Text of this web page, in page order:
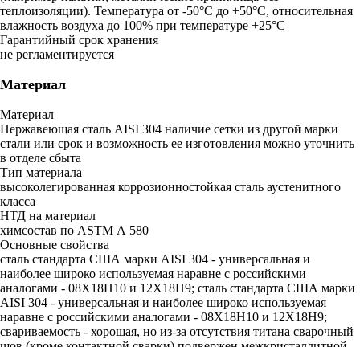
теплоизоляции). Температура от -50°С до +50°С, относительная
влажность воздуха до 100% при температуре +25°С
Гарантийный срок хранения
не регламентируется
Материал
Материал
Нержавеющая сталь AISI 304 наличие сетки из другой марки
стали или срок и возможность ее изготовления можно уточнить
в отделе сбыта
Тип материала
высоколегированная коррозионностойкая сталь аустенитного
класса
НТД на материал
химсостав по ASTM А 580
Основные свойства
сталь стандарта США марки AISI 304 - универсальная и
наиболее широко используемая наравне с российскими
аналогами - 08Х18Н10 и 12Х18Н9; сталь стандарта США марки
AISI 304 - универсальная и наиболее широко используемая
наравне с российскими аналогами - 08Х18Н10 и 12Х18Н9;
свариваемость - хорошая, но из-за отсутствия титана сварочный